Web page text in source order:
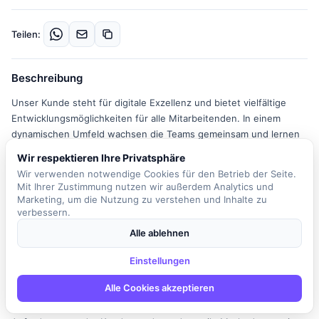
Teilen:
Beschreibung
Unser Kunde steht für digitale Exzellenz und bietet vielfältige
Entwicklungsmöglichkeiten für alle Mitarbeitenden. In einem
dynamischen Umfeld wachsen die Teams gemeinsam und lernen
und interdisziplinäre Ansätze verfolgen. Der Fokus liegt auf der IT
und dem Erfolg der Kunden. Als Treiber der KI-Transformation
verbindet das Unternehmen Mut zur Veränderung mit
technologischer Expertise und zukunftsfähigen Strategien. Die
Rolle des Software Engineers umfasst die technische Konzeption,
Entwicklung und Implementierung von Software-Anwendungen in
einem agilen Projektumfeld. Zu den täglichen Aufgaben gehört
die Entwicklung hochwertiger, robuster und skalierbarer
Softwarelösungen unter Verwendung von Golang. Darüber hinaus
Wir respektieren Ihre Privatsphäre
Wir verwenden notwendige Cookies für den Betrieb der Seite.
Mit Ihrer Zustimmung nutzen wir außerdem Analytics und
Marketing, um die Nutzung zu verstehen und Inhalte zu
verbessern.
Alle ablehnen
Einstellungen
Alle Cookies akzeptieren